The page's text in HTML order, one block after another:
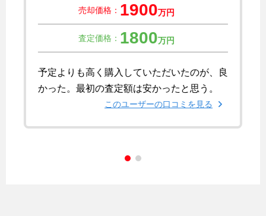
売却価格： 1900万円
査定価格： 1800万円
予定よりも高く購入していただいたのが、良
かった。最初の査定額は安かったと思う。
このユーザーの口コミを見る